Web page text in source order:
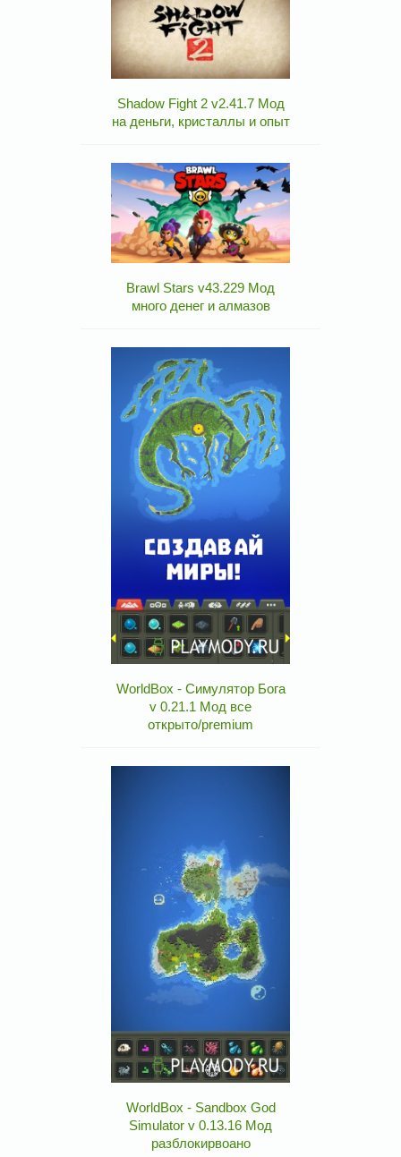
Shadow Fight 2 v2.41.7 Мод
на деньги, кристаллы и опыт
Brawl Stars v43.229 Мод
много денег и алмазов
WorldBox - Симулятор Бога
v 0.21.1 Мод все
открыто/premium
WorldBox - Sandbox God
Simulator v 0.13.16 Мод
разблокирвоано